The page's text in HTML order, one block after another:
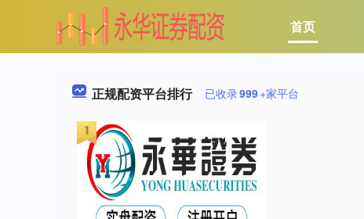
首页
正规配资平台排行 已收录999+家平台